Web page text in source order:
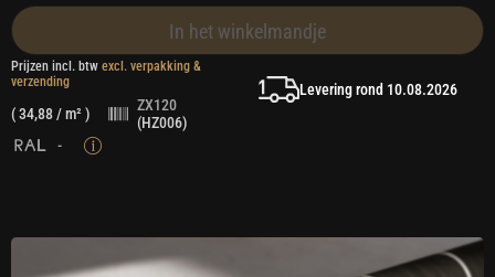
In het winkelmandje
Prijzen incl. btw excl. verpakking &
verzending
(34,88/ m² )
ZX120
(HZ006)
-
Levering rond 10.08.2026